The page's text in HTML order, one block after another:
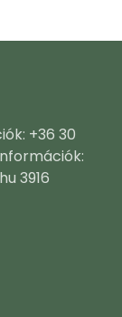
+36 30
3916